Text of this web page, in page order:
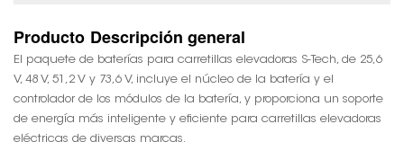
Producto Descripción general
El paquete de baterías para carretillas elevadoras S-Tech, de 25,6
V, 48 V, 51,2 V y 73,6 V, incluye el núcleo de la batería y el
controlador de los módulos de la batería, y proporciona un soporte
de energía más inteligente y eficiente para carretillas elevadoras
eléctricas de diversas marcas.